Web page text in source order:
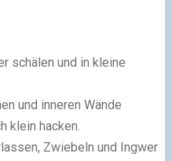
schälen und in kleine
und inneren Wände
klein hacken.
Zwiebeln und Ingwer